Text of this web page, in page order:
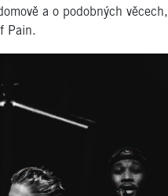
a o podobných věcech,
Pain.